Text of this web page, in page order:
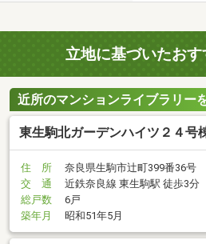
立地に基づいたお
近所のマンションライブラリー
東生駒北ガーデンハイツ２４号
住 所
奈良県生駒市辻町399番36号
交 通
近鉄奈良線 東生駒駅 徒歩3分
総戸数
6戸
築年月
昭和51年5月